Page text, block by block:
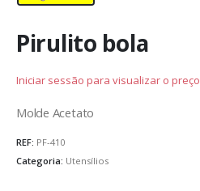
Pirulito bola
Iniciar sessão para visualizar o preço
Molde Acetato
REF: PF-410
Categoria: Utensílios